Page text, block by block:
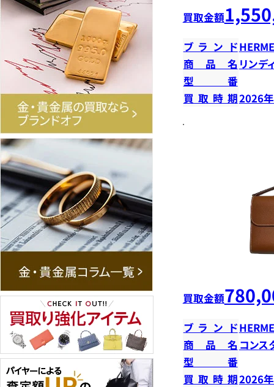
買取金額
ブランド
商品名 リンデ
型番
買取時期2026
買取金額
ブランド
商品名 コンス
型番
買取時期2026